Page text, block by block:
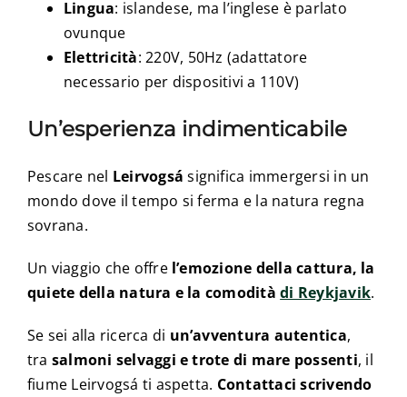
Lingua: islandese, ma l’inglese è parlato
ovunque
Elettricità: 220V, 50Hz (adattatore
necessario per dispositivi a 110V)
Un’esperienza indimenticabile
Pescare nel Leirvogsá significa immergersi in un
mondo dove il tempo si ferma e la natura regna
sovrana.
Un viaggio che offre l’emozione della cattura, la
quiete della natura e la comoditàdi Reykjavik.
Se sei alla ricerca di un’avventura autentica,
tra salmoni selvaggi e trote di mare possenti, il
fiume Leirvogsá ti aspetta. Contattaci scrivendo